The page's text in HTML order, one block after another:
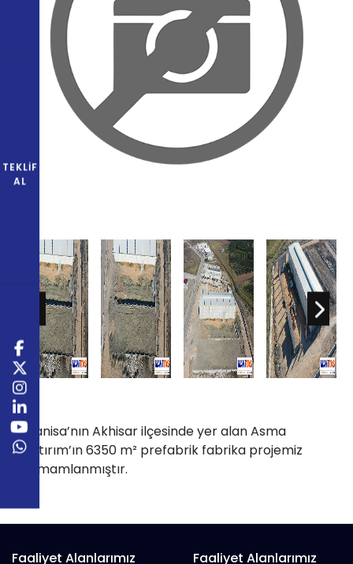
Manisa’nın Akhisar ilçesinde yer alan Asma
Yatırım’ın 6350 m² prefabrik fabrika projemiz
tamamlanmıştır.
TEKLIF
AL
Faaliyet Alanlarımız Faaliyet Alanlarımız